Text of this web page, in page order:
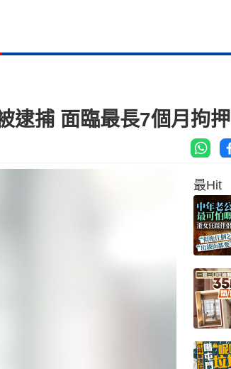
逮捕 面臨最長7個月拘押
最Hit